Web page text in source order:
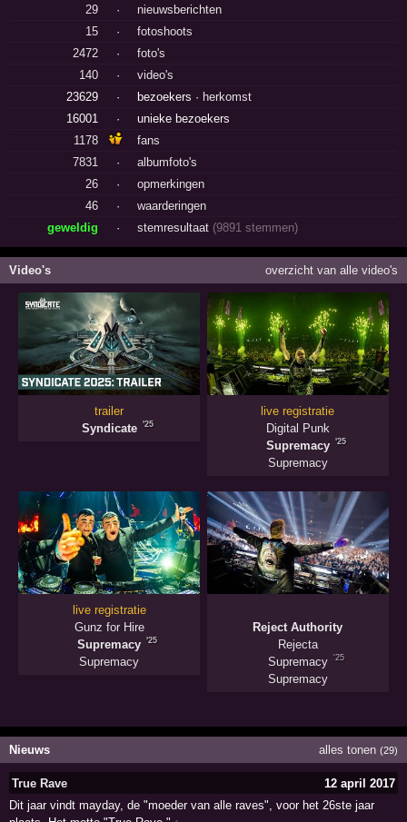
29
·
nieuwsberichten
15
·
fotoshoots
2472
·
foto's
140
·
video's
23629
· bezoekers · herkomst
16001
·
unieke bezoekers
1178
fans
7831
·
albumfoto's
26
·
opmerkingen
46
·
waarderingen
geweldig
· stemresultaat (9891 stemmen)
Video's overzicht van alle video's
trailer
Syndicate
'25
live registratie
Digital Punk
Supremacy
'25
Supremacy
live registratie
Gunz for Hire
Supremacy
'25
Supremacy
Reject Authority
Rejecta
Supremacy
'25
Supremacy
Nieuws alles tonen (29)
True Rave
12 april 2017
Dit jaar vindt mayday, de "moeder van alle raves", voor het 26ste jaar